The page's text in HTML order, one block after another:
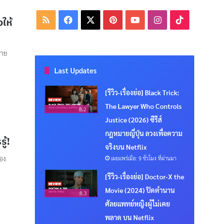
ห้
ย
!
ง
RSS Facebook PinterestYouTubeInstagram
Last Updates
8.2
[รีวิว-เรื่องย่อ] Black Trick:
The Lawyer Who Controls
Justice (2026) ซีรีส์
กฎหมายญี่ปุ่น ลวงเพื่อความ
จริงบน Netflix
เผยแพร่เมื่อ: 9 ชั่วโมง ที่ผ่านมา
8.3
[รีวิว-เรื่องย่อ] Doctor-X the
Movie (2024) ปิดตำนาน
ศัลยแพทย์หญิงผู้ไม่เคย
พลาด บน Netflix